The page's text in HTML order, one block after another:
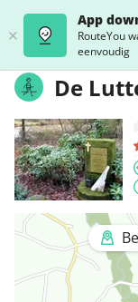
App
RouteYou
eenvoudig
De